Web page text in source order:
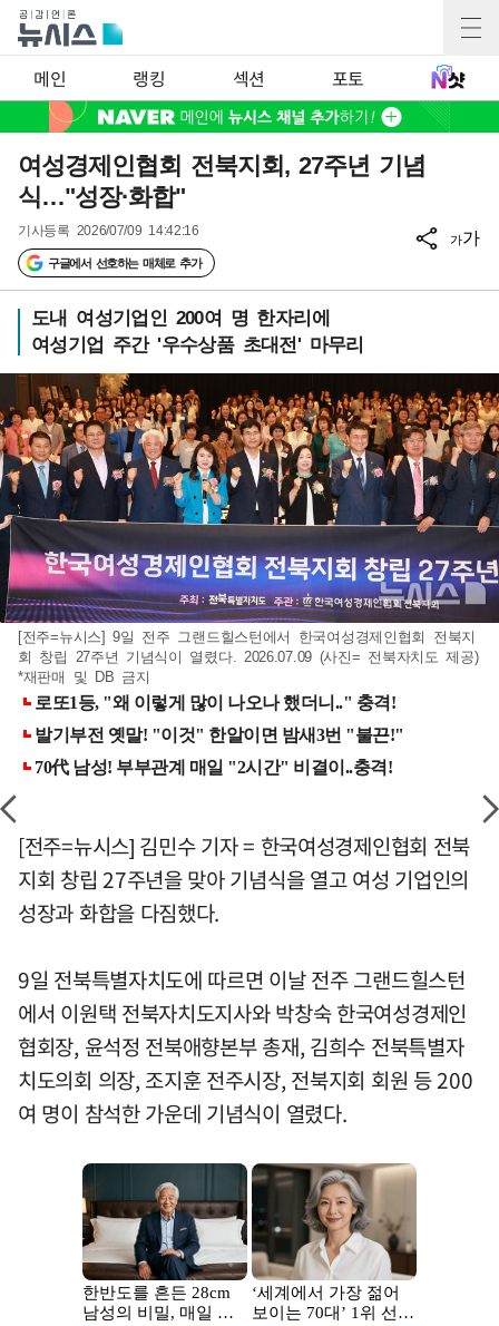
메인 랭킹 섹션 포토
여성경제인협회 전북지회, 27주년 기념
식…"성장·화합"
기사등록 2026/07/09 14:42:16
구글에서 선호하는 매체로 추가
가가
도내 여성기업인 200여 명 한자리에
여성기업 주간 '우수상품 초대전' 마무리
[전주=뉴시스] 9일 전주 그랜드힐스턴에서 한국여성경제인협회 전북지
회 창립 27주년 기념식이 열렸다. 2026.07.09 (사진= 전북자치도 제공)
*재판매 및 DB 금지
[전주=뉴시스] 김민수 기자 = 한국여성경제인협회 전북
지회 창립 27주년을 맞아 기념식을 열고 여성 기업인의
성장과 화합을 다짐했다.
9일 전북특별자치도에 따르면 이날 전주 그랜드힐스턴
에서 이원택 전북자치도지사와 박창숙 한국여성경제인
협회장, 윤석정 전북애향본부 총재, 김희수 전북특별자
치도의회 의장, 조지훈 전주시장, 전북지회 회원 등 200
여 명이 참석한 가운데 기념식이 열렸다.